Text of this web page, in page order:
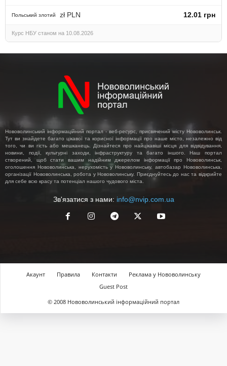
Польський злотий zł PLN 12.01 грн
Курс НБУ станом на 10.08.2026
Нововолинський інформаційний портал - веб-ресурс, присвячений місту Нововолинськ.
Тут ви знайдете багато цікавої та корисної інформації про наше місто, незалежно від
того, чи ви гість або мешканець. Дізнайтеся про найцікавіші місця для відвідування,
новини, події, культурні заходи, інфраструктуру та багато іншого. Наш портал
створений, щоб стати вашим надійним джерелом інформації про Нововолинськ,
оголошення Нововолинська, нерухомість у Нововолинську, автобазар Нововолинська,
організації Нововолинська, робота у Нововолинську. Приєднуйтесь до нас та відкрийте
для себе всю красу та потенціал нашого чудового міста.
Зв'язатися з нами: info@nvip.com.ua
Акаунт Правила Контакти
Реклама у Нововолинську
Guest Post
© 2008 Нововолинський інформаційний портал